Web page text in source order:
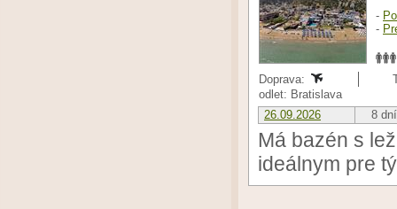
-
-
Doprava:
odlet: Bratislava
26.09.2026
8 dní
Má bazén s
ideálnym pre